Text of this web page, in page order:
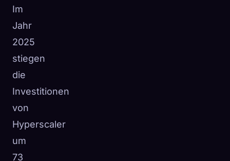
Im
Jahr
2025
stiegen
die
Investitionen
von
Hyperscaler
um
73